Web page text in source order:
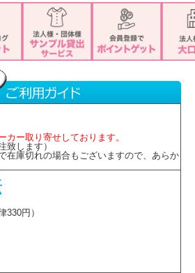
カー取り寄せしております。
致します）
在庫切れの場合もございますので、あらか
330円）